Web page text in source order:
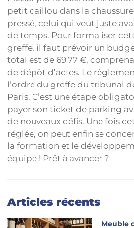
petit caillou dans la
pressé, celui qui veut juste
de temps. Pour formaliser
greffe, il faut prévoir un
total est de 69,77 €,
de dépôt d’actes. Le
l’ordre du greffe du tribunal
Paris. C’est une étape
payer son ticket de parking
de nouveaux défis. Une fois
réglée, on peut enfin se
la formation et le
équipe ! Prêt à avancer ?
Articles récents
Meuble